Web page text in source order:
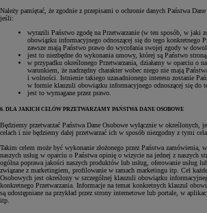
Należy pamiętać, że zgodnie z przepisami o ochronie danych Państwa Dane
jeśli:
wyrazili Państwo zgodę na Przetwarzanie (w ten sposób, w jaki
obowiązku informacyjnego odnoszącej się do tego konkretnego
zawsze mają Państwo prawo do wycofania swojej zgody w
jest to niezbędne do wykonania umowy, której są Państwo
w przypadku określonego Przetwarzania, działamy w oparciu o
warunkiem, że nadrzędny charakter wobec niego nie mają
i wolności. Istnienie takiego uzasadnionego interesu zostanie
w formie klauzuli obowiązku informacyjnego odnoszącej się do
jest to wymagane przez prawo.
6. DLA JAKICH CELÓW PRZETWARZAMY PAŃSTWA DANE OSOBOWE
Będziemy przetwarzać Państwa Dane Osobowe wyłącznie w określonych,
celach i nie będziemy dalej przetwarzać ich w sposób niezgodny z tymi
Takim celem może być wykonanie złożonego przez Państwa zamówienia,
naszych usług w oparciu o Państwa opinię o wizycie na jednej z naszych
ogólna poprawa jakości naszych produktów lub usług, oferowanie usług
związane z marketingiem, profilowanie w ramach marketingu itp. Cel
Osobowych jest określony w szczególnej klauzuli obowiązku
konkretnego Przetwarzania. Informacje na temat konkretnych klauzul
są udostępniane na przykład przez strony internetowe lub portale, w
itp.